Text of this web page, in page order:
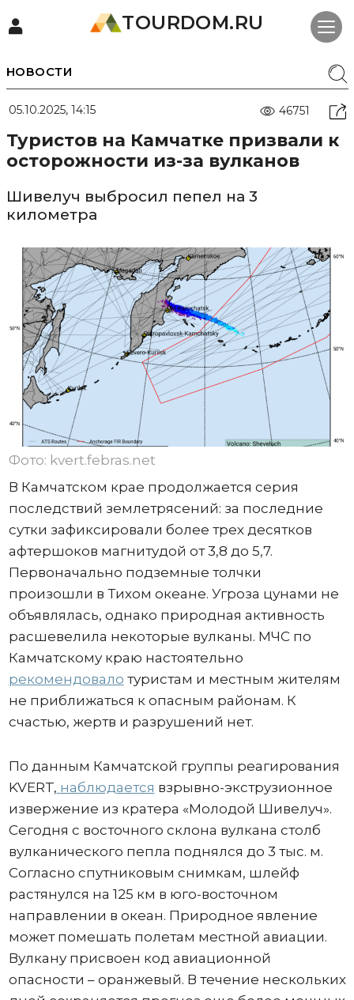
TOURDOM.RU
НОВОСТИ
05.10.2025, 14:15 46751
Туристов на Камчатке призвали к
осторожности из-за вулканов
Шивелуч выбросил пепел на 3
километра
Фото: kvert.febras.net
В Камчатском крае продолжается серия
последствий землетрясений: за последние
сутки зафиксировали более трех десятков
афтершоков магнитудой от 3,8 до 5,7.
Первоначально подземные толчки
произошли в Тихом океане. Угроза цунами не
объявлялась, однако природная активность
расшевелила некоторые вулканы. МЧС по
Камчатскому краю настоятельно
рекомендовало туристам и местным жителям
не приближаться к опасным районам. К
счастью, жертв и разрушений нет.
По данным Камчатской группы реагирования
KVERT, наблюдается взрывно-экструзионное
извержение из кратера «Молодой Шивелуч».
Сегодня с восточного склона вулкана столб
вулканического пепла поднялся до 3 тыс. м.
Согласно спутниковым снимкам, шлейф
растянулся на 125 км в юго-восточном
направлении в океан. Природное явление
может помешать полетам местной авиации.
Вулкану присвоен код авиационной
опасности – оранжевый. В течение нескольких